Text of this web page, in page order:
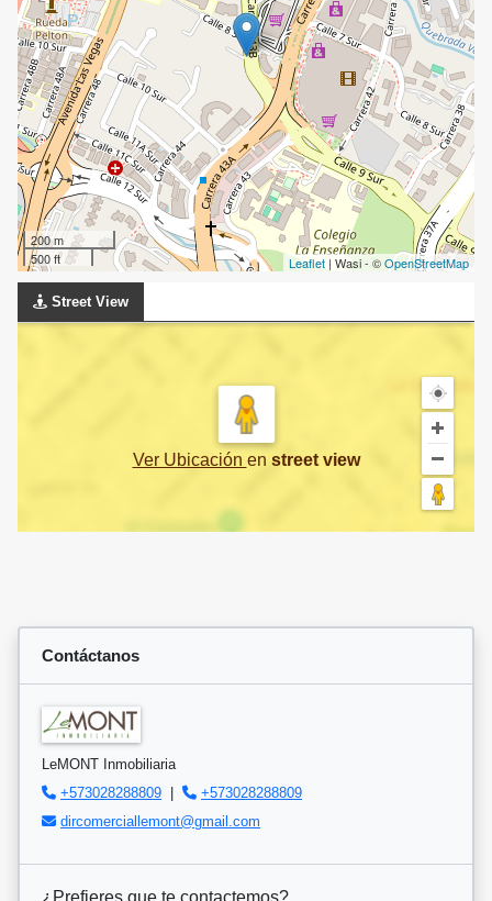
200 m
500 ft
Leaflet | Wasi - ©OpenStreetMap
Street View
Ver Ubicación en street view
Contáctanos
LeMONT Inmobiliaria
+573028288809 |
+573028288809
dircomerciallemont@gmail.com
¿Prefieres que te contactemos?